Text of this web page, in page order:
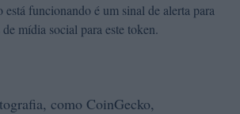
funcionando é um sinal de alerta para
mídia social para este token.
como CoinGecko,